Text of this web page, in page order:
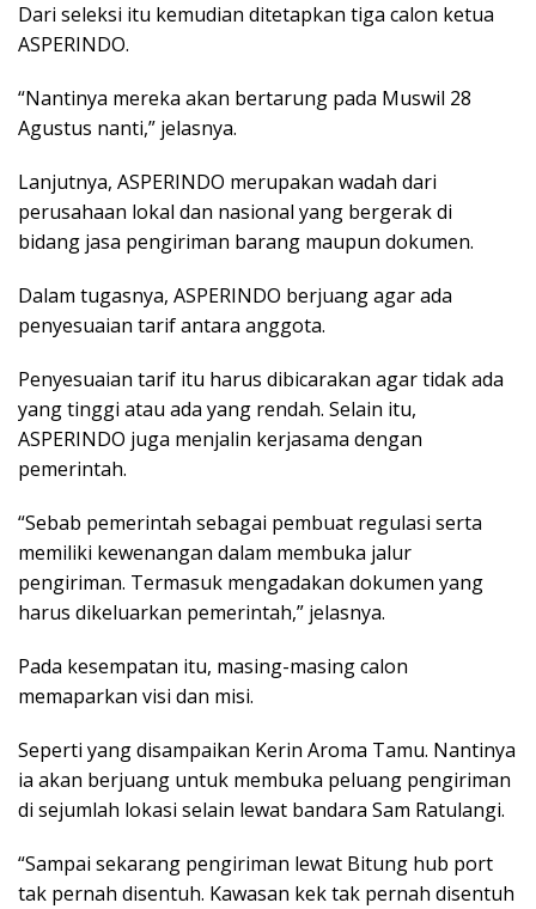
Dari seleksi itu kemudian ditetapkan tiga calon ketua
ASPERINDO.
“Nantinya mereka akan bertarung pada Muswil 28
Agustus nanti,” jelasnya.
Lanjutnya, ASPERINDO merupakan wadah dari
perusahaan lokal dan nasional yang bergerak di
bidang jasa pengiriman barang maupun dokumen.
Dalam tugasnya, ASPERINDO berjuang agar ada
penyesuaian tarif antara anggota.
Penyesuaian tarif itu harus dibicarakan agar tidak ada
yang tinggi atau ada yang rendah. Selain itu,
ASPERINDO juga menjalin kerjasama dengan
pemerintah.
“Sebab pemerintah sebagai pembuat regulasi serta
memiliki kewenangan dalam membuka jalur
pengiriman. Termasuk mengadakan dokumen yang
harus dikeluarkan pemerintah,” jelasnya.
Pada kesempatan itu, masing-masing calon
memaparkan visi dan misi.
Seperti yang disampaikan Kerin Aroma Tamu. Nantinya
ia akan berjuang untuk membuka peluang pengiriman
di sejumlah lokasi selain lewat bandara Sam Ratulangi.
“Sampai sekarang pengiriman lewat Bitung hub port
tak pernah disentuh. Kawasan kek tak pernah disentuh